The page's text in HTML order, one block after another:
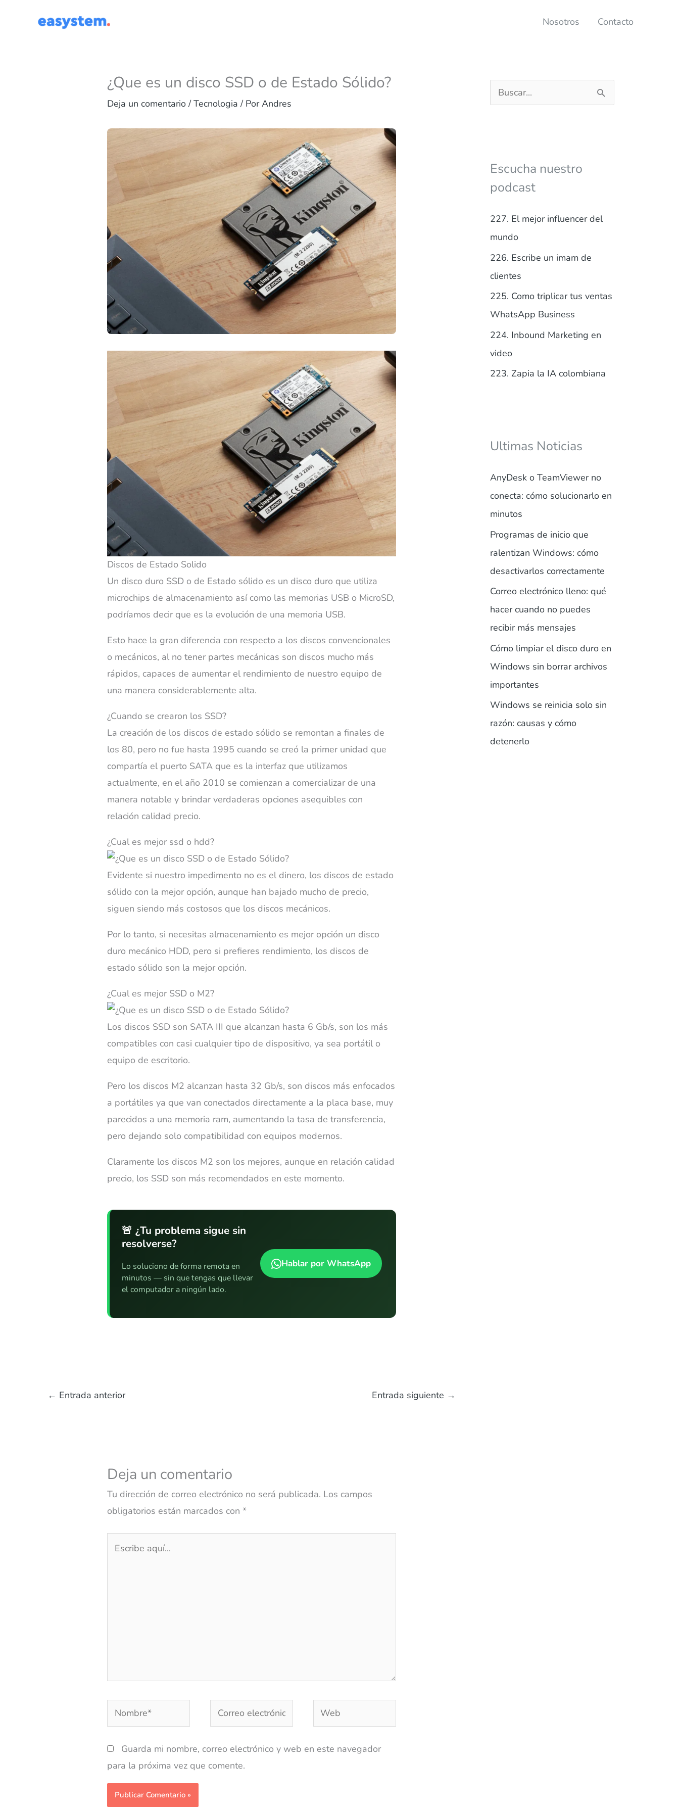
Nosotros Contacto
¿Que es un disco SSD o de Estado Sólido?
Deja un comentario /Tecnologia / PorAndres
Discos de Estado Solido
Un disco duro SSD o de Estado sólido es un disco duro que utiliza
microchips de almacenamiento así como las memorias USB o MicroSD,
podríamos decir que es la evolución de una memoria USB.
Esto hace la gran diferencia con respecto a los discos convencionales
o mecánicos, al no tener partes mecánicas son discos mucho más
rápidos, capaces de aumentar el rendimiento de nuestro equipo de
una manera considerablemente alta.
¿Cuando se crearon los SSD?
La creación de los discos de estado sólido se remontan a finales de
los 80, pero no fue hasta 1995 cuando se creó la primer unidad que
compartía el puerto SATA que es la interfaz que utilizamos
actualmente, en el año 2010 se comienzan a comercializar de una
manera notable y brindar verdaderas opciones asequibles con
relación calidad precio.
¿Cual es mejor ssd o hdd?
Evidente si nuestro impedimento no es el dinero, los discos de estado
sólido con la mejor opción, aunque han bajado mucho de precio,
siguen siendo más costosos que los discos mecánicos.
Por lo tanto, si necesitas almacenamiento es mejor opción un disco
duro mecánico HDD, pero si prefieres rendimiento, los discos de
estado sólido son la mejor opción.
¿Cual es mejor SSD o M2?
Los discos SSD son SATA III que alcanzan hasta 6 Gb/s, son los más
compatibles con casi cualquier tipo de dispositivo, ya sea portátil o
equipo de escritorio.
Pero los discos M2 alcanzan hasta 32 Gb/s, son discos más enfocados
a portátiles ya que van conectados directamente a la placa base, muy
parecidos a una memoria ram, aumentando la tasa de transferencia,
pero dejando solo compatibilidad con equipos modernos.
Claramente los discos M2 son los mejores, aunque en relación calidad
precio, los SSD son más recomendados en este momento.
🚨 ¿Tu problema sigue sin
resolverse?
Lo soluciono de forma remota en
minutos — sin que tengas que llevar
el computador a ningún lado.
Hablar por WhatsApp
← Entrada anterior Entrada siguiente →
Deja un comentario
Tu dirección de correo electrónico no será publicada. Los campos
obligatorios están marcados con*
Nombre*
Correo
electrónico*
Web
Guarda mi nombre, correo electrónico y web en este navegador
para la próxima vez que comente.
u
a
p
o
r
:
Escucha nuestro
podcast
227. El mejor influencer del
mundo
226. Escribe un imam de
clientes
225. Como triplicar tus ventas
WhatsApp Business
224. Inbound Marketing en
video
223. Zapia la IA colombiana
Ultimas Noticias
AnyDesk o TeamViewer no
conecta: cómo solucionarlo en
minutos
Programas de inicio que
ralentizan Windows: cómo
desactivarlos correctamente
Correo electrónico lleno: qué
hacer cuando no puedes
recibir más mensajes
Cómo limpiar el disco duro en
Windows sin borrar archivos
importantes
Windows se reinicia solo sin
razón: causas y cómo
detenerlo